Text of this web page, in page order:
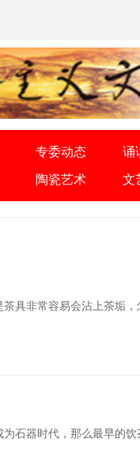
专委动态 诵
陶瓷艺术 文
非常容易会沾上茶垢
石器时代，那么最早的